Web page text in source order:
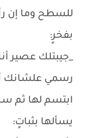
للسطح وما إن
بفخرٍ:
_جيبتلك عصير
رسمي علشانك
ابتسم لها ثم
يسألها بثباتٍ: